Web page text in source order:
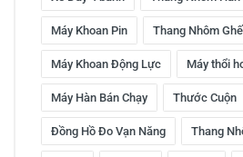
Máy Khoan Pin Thang Nhôm Ghế
Máy Khoan Động Lực Máy thổi
Máy Hàn Bán Chạy Thước Cuộn
Đồng Hồ Đo Vạn Năng Thang